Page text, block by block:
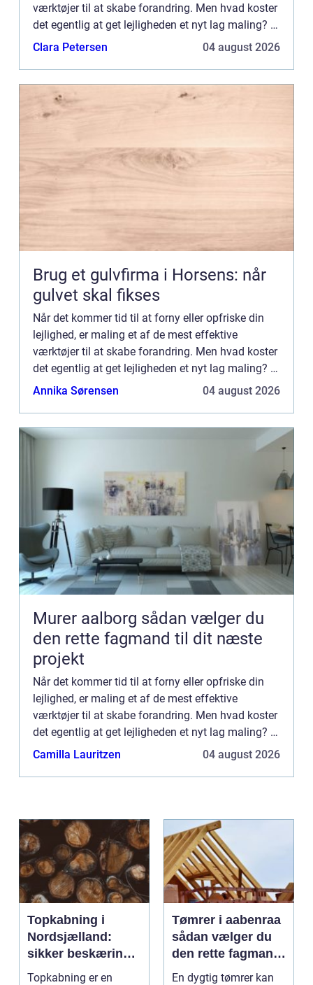
værktøjer til at skabe forandring. Men hvad koster
det egentlig at get lejligheden et nyt lag maling? I
denne artikel vil vi guide dig ...
Clara Petersen 04 august 2026
Brug et gulvfirma i Horsens: når
gulvet skal fikses
Når det kommer tid til at forny eller opfriske din
lejlighed, er maling et af de mest effektive
værktøjer til at skabe forandring. Men hvad koster
det egentlig at get lejligheden et nyt lag maling? I
denne artikel vil vi guide dig ...
Annika Sørensen 04 august 2026
Murer aalborg sådan vælger du
den rette fagmand til dit næste
projekt
Når det kommer tid til at forny eller opfriske din
lejlighed, er maling et af de mest effektive
værktøjer til at skabe forandring. Men hvad koster
det egentlig at get lejligheden et nyt lag maling? I
denne artikel vil vi guide dig ...
Camilla Lauritzen 04 august 2026
Topkabning i
Nordsjælland:
sikker beskæring
af store træer
Topkabning er en
Tømrer i aabenraa
sådan vælger du
den rette fagmand
til dit projekt
En dygtig tømrer kan